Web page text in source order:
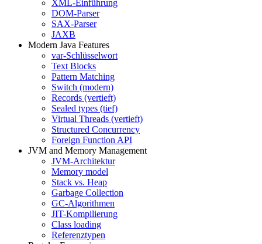
XML-Einführung
DOM-Parser
SAX-Parser
JAXB
Modern Java Features
var-Schlüsselwort
Text Blocks
Pattern Matching
Switch (modern)
Records (vertieft)
Sealed types (tief)
Virtual Threads (vertieft)
Structured Concurrency
Foreign Function API
JVM and Memory Management
JVM-Architektur
Memory model
Stack vs. Heap
Garbage Collection
GC-Algorithmen
JIT-Kompilierung
Class loading
Referenztypen